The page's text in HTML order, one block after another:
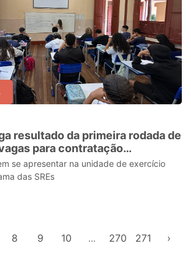
resultado da primeira rodada de
para contratação
se apresentar na unidade de exercício
das SREs
8 9 10 ... 270 271 ›